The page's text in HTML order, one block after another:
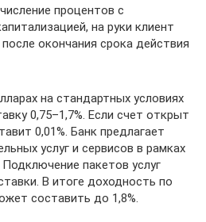
процентов с
на руки клиент
окончания срока действия
на стандартных условиях
0,75–1,7%. Если счет открыт
0,01%. Банк предлагает
услуг и сервисов в рамках
пакетов услуг
В итоге доходность по
составить до 1,8%.